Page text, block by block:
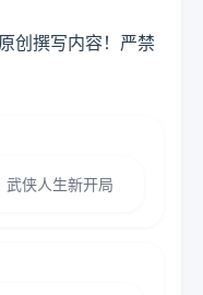
创撰写内容！严禁
武侠人生新开局